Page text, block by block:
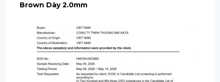
Brown Dày 2.0mm